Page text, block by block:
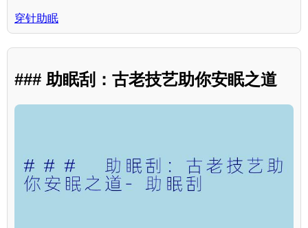
穿针助眠
### 助眠刮：古老技艺助你安眠之道